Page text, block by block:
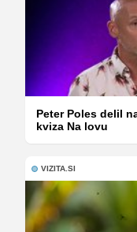
Peter Poles delil
kviza Na lovu
VIZITA.SI